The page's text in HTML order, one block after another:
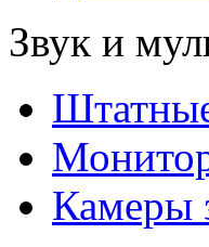
Звук и
Камеры